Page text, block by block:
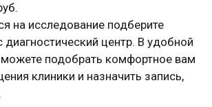
на исследование подберите
центр. В удобной
подобрать комфортное вам
клиники и назначить запись,